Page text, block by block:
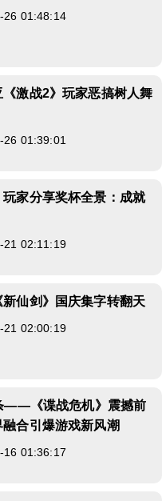
26 01:48:14
激战2》玩家恶搞树人舞
26 01:39:01
玩家分享奖杯全景：成就
21 02:11:19
仙剑》国庆集字转翻天
21 02:00:19
——《谍战危机》震撼前
合引爆游戏新风潮
16 01:36:17